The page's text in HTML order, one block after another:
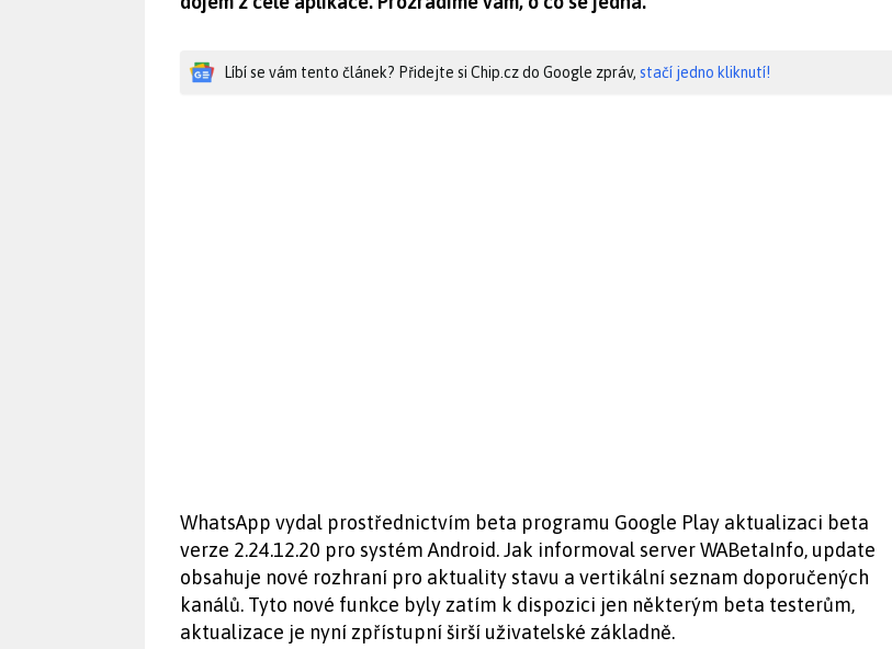
Líbí se vám tento článek? Přidejte si Chip.cz do Google zpráv, stačí jedno kliknutí!
WhatsApp vydal prostřednictvím beta programu Google Play aktualizaci beta
verze 2.24.12.20 pro systém Android. Jak informoval server WABetaInfo, update
obsahuje nové rozhraní pro aktuality stavu a vertikální seznam doporučených
kanálů. Tyto nové funkce byly zatím k dispozici jen některým beta testerům,
aktualizace je nyní zpřístupní širší uživatelské základně.